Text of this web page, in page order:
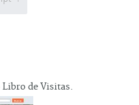
de Visitas.